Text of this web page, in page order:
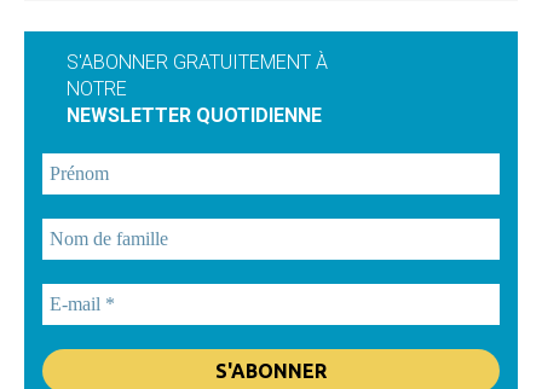
S'ABONNER GRATUITEMENT À
NOTRE
NEWSLETTER QUOTIDIENNE